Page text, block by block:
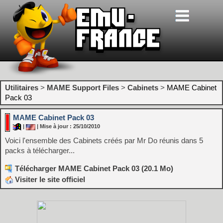
Utilitaires > MAME Support Files > Cabinets > MAME Cabinet
Pack 03
MAME Cabinet Pack 03
| Mise à jour : 25/10/2010
Voici l'ensemble des Cabinets créés par Mr Do réunis dans 5
packs à télécharger...
Télécharger MAME Cabinet Pack 03 (20.1 Mo)
Visiter le site officiel